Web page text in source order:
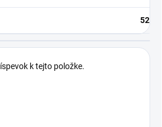
52
k tejto položke.